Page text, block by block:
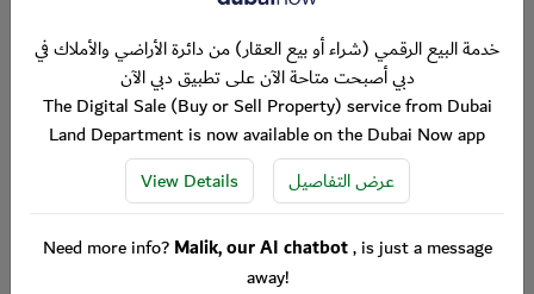
خدمة البيع الرقمي (شراء أو بيع العقار) من دائرة الأراضي والأملاك في
دبي أصبحت متاحة الآن على تطبيق دبي الآن
The Digital Sale (Buy or Sell Property) service from Dubai
Land Department is now available on the Dubai Now app
View Details
عرض التفاصيل
Need more info?Malik, our AI chatbot, is just a message
away!